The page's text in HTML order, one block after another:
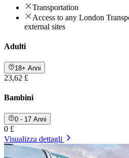
Transportation
Access to any London
external sites
Adulti
18+ Anni
23,62 £
Bambini
0 - 17 Anni
0 £
Visualizza dettagli